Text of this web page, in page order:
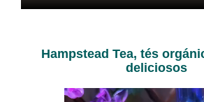
Hampstead Tea, tés
deliciosos